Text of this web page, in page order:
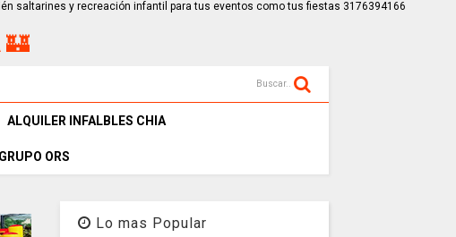
saltarines y recreación infantil para tus eventos como tus fiestas 3176394166
🏰
Buscar..
ALQUILER INFALBLES CHIA
GRUPO ORS
Lo mas Popular